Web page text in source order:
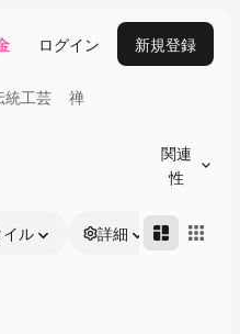
ログイン 新規登録
統工芸 禅
関連
性
ル 詳細